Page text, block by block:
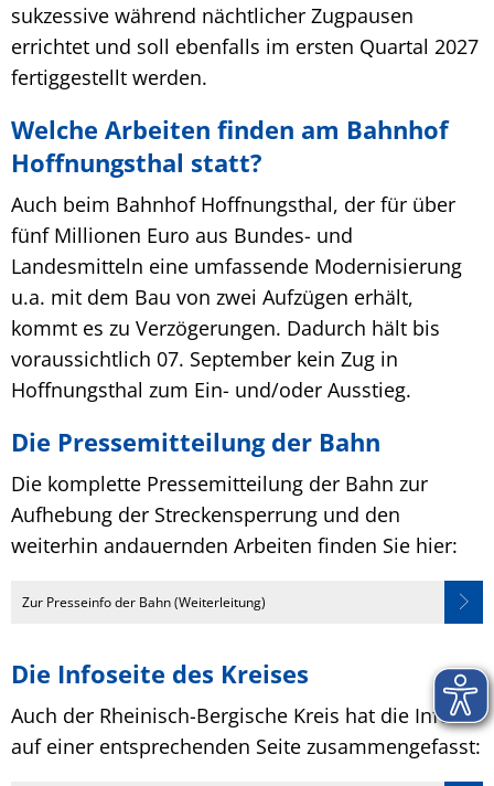
sukzessive während nächtlicher Zugpausen
errichtet und soll ebenfalls im ersten Quartal 2027
fertiggestellt werden.
Welche Arbeiten finden am Bahnhof
Hoffnungsthal statt?
Auch beim Bahnhof Hoffnungsthal, der für über
fünf Millionen Euro aus Bundes- und
Landesmitteln eine umfassende Modernisierung
u.a. mit dem Bau von zwei Aufzügen erhält,
kommt es zu Verzögerungen. Dadurch hält bis
voraussichtlich 07. September kein Zug in
Hoffnungsthal zum Ein- und/oder Ausstieg.
Die Pressemitteilung der Bahn
Die komplette Pressemitteilung der Bahn zur
Aufhebung der Streckensperrung und den
weiterhin andauernden Arbeiten finden Sie hier:
Zur Presseinfo der Bahn (Weiterleitung)
Die Infoseite des Kreises
Auch der Rheinisch-Bergische Kreis hat die Infos
auf einer entsprechenden Seite zusammengefasst: